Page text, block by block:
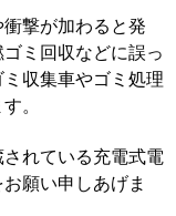
撃が加わると発
ミ回収などに誤っ
収集車やゴミ処理
。
れている充電式電
願い申しあげま